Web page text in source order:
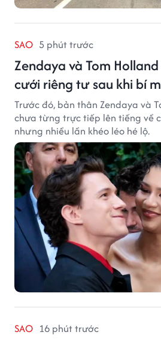
SAO 5 phút trước
Zendaya và Tom
cưới riêng tư sau khi bí
Trước đó, bản thân Zendaya và
chưa từng trực tiếp lên tiếng về
nhưng nhiều lần khéo léo hé lộ.
SAO 16 phút trước